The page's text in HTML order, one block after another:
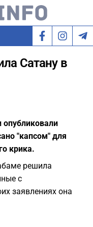
Сатану в
опубликовали
"капсом" для
крика.
решила
с
заявлениях она